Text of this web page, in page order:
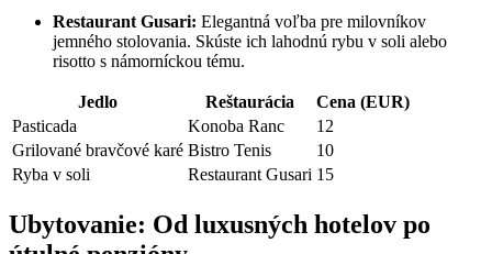
Restaurant Gusari: Elegantná voľba pre milovníkov
jemného stolovania. Skúste ich lahodnú rybu v soli alebo
risotto s námorníckou tému.
Jedlo Reštaurácia
Cena (EUR)
Pasticada
Konoba Ranc
12
Grilované bravčové karé Bistro Tenis
10
Ryba v soli
Restaurant Gusari 15
Ubytovanie: Od luxusných hotelov po